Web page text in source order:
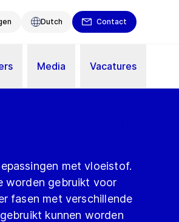
Dutch Contact
Media Vacatures
met vloeistof.
worden gebruikt voor
fasen met verschillende
kunnen worden